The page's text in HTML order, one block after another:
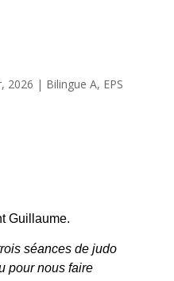
Guillaume.
avant et après un
de de la
a parlé du code